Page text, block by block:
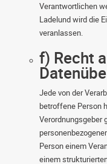
Verantwortlichen
Ladelund wird die
veranlassen.
f) Recht
Jede von der
betroffene Person
Verordnungsgeber
Person einem
einem